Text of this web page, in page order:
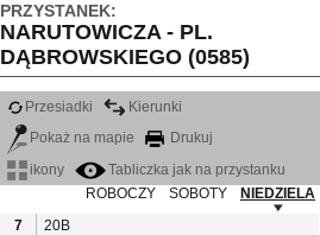
PRZYSTANEK:
NARUTOWICZA - PL.
DĄBROWSKIEGO (0585)
Przesiadki
Kierunki
Pokaż na mapie
Drukuj
ikony
Tabliczka jak na przystanku
ROBOCZY
SOBOTY
NIEDZIELA
7
20B